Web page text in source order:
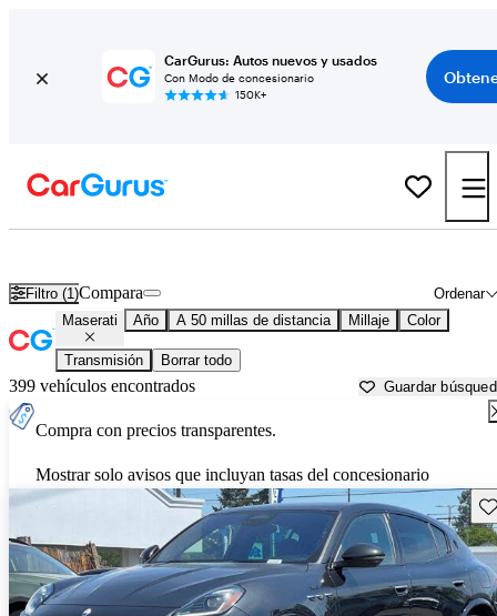
CarGurus: Autos nuevos y usados
Con Modo de concesionario
150K+
Filtro (1) Ordenar
Compara
Maserati Año A 50 millas de distancia Millaje Color
Transmisión Borrar todo
399 vehículos encontrados Guardar
Compra con precios transparentes.
Mostrar solo avisos que incluyan tasas del concesionario